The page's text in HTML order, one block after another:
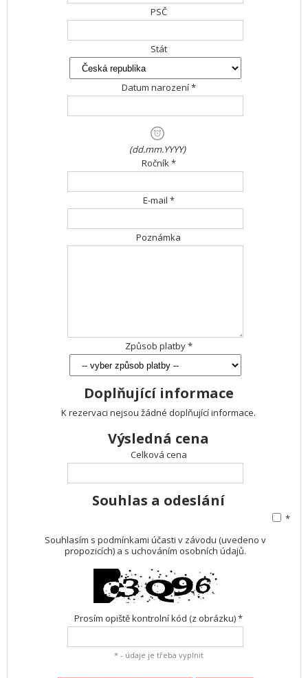
PSČ
Stát
Datum narození *
(dd.mm.YYYY)
Ročník *
E-mail *
Poznámka
Způsob platby *
Doplňující informace
K rezervaci nejsou žádné doplňující informace.
Výsledná cena
Celková cena
Souhlas a odeslání
*
Souhlasím s podmínkami účasti v závodu (uvedeno v
propozicích) a s uchováním osobních údajů.
Prosím opiště kontrolní kód (z obrázku) *
* - údaje je třeba vyplnit